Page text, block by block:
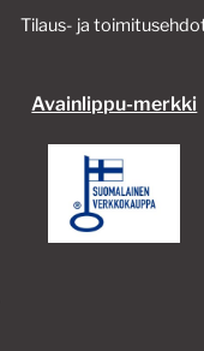
Tilaus- ja
Avainlippu-merkki